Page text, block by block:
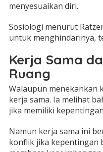
menyesuaikan diri.
Sosiologi menurut
untuk menghindarinya,
Kerja Sama
Ruang
Walaupun menekankan
kerja sama. Ia melihat
jika memiliki
Namun kerja sama ini
konflik jika kepentingan